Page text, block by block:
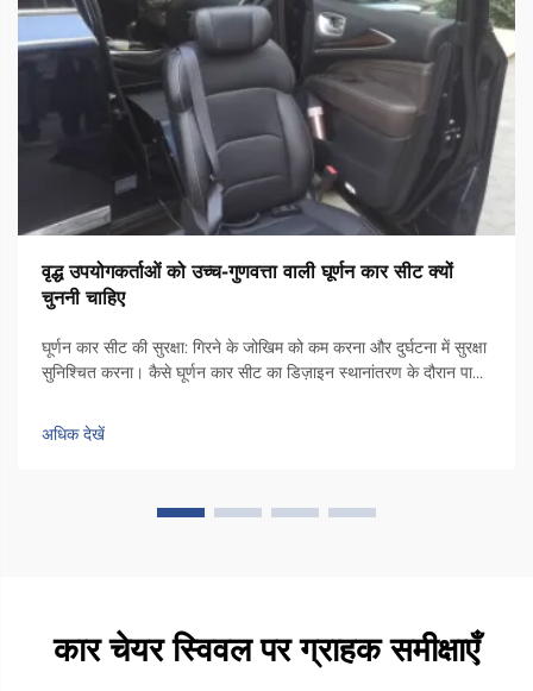
वृद्ध उपयोगकर्ताओं को उच्च-गुणवत्ता वाली घूर्णन कार सीट क्यों
चुननी चाहिए
घूर्णन कार सीट की सुरक्षा: गिरने के जोखिम को कम करना और दुर्घटना में सुरक्षा
सुनिश्चित करना। कैसे घूर्णन कार सीट का डिज़ाइन स्थानांतरण के दौरान पार्श्व
दरवाजे के किनारे की ओर 90 डिग्री तक घुमाता है, ताकि लोग...
अधिक देखें
कार चेयर स्विवल पर ग्राहक समीक्षाएँ